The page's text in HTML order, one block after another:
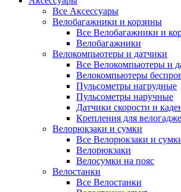
Все Аксессуары
Велобагажники и корзины
Все Велобагажники и
Велобагажники
Велокомпьютеры и датчики
Все Велокомпьютеры и
Велокомпьютеры
Пульсометры нагрудные
Пульсометры наручные
Датчики скорости и
Крепления для
Велорюкзаки и сумки
Все Велорюкзаки и
Велорюкзаки
Велосумки на пояс
Велостанки
Все Велостанки